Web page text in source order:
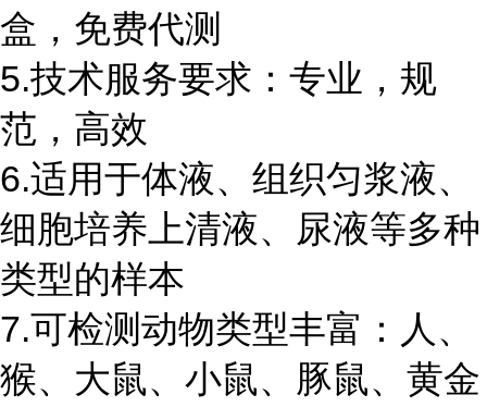
盒，免费代测
5.技术服务要求：专业，规
范，高效
6.适用于体液、组织匀浆液、
细胞培养上清液、尿液等多种
类型的样本
7.可检测动物类型丰富：人、
猴、大鼠、小鼠、豚鼠、黄金